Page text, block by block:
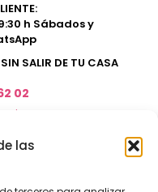
las
h Sábados y
SALIR DE TU CASA
02
Fuengirola